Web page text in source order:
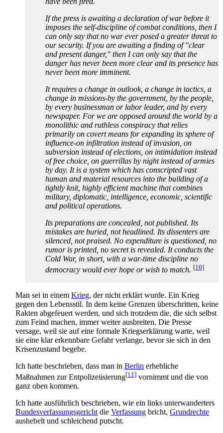
If the press is awaiting a declaration of war before it
imposes the self-discipline of combat conditions, then I
can only say that no war ever posed a greater threat to
our security. If you are awaiting a finding of "clear
and present danger," then I can only say that the
danger has never been more clear and its presence has
never been more imminent.
It requires a change in outlook, a change in tactics, a
change in missions-by the government, by the people,
by every businessman or labor leader, and by every
newspaper. For we are opposed around the world by a
monolithic and ruthless conspiracy that relies
primarily on covert means for expanding its sphere of
influence-on infiltration instead of invasion, on
subversion instead of elections, on intimidation instead
of free choice, on guerrillas by night instead of armies
by day. It is a system which has conscripted vast
human and material resources into the building of a
tightly knit, highly efficient machine that combines
military, diplomatic, intelligence, economic, scientific
and political operations.
Its preparations are concealed, not published. Its
mistakes are buried, not headlined. Its dissenters are
silenced, not praised. No expenditure is questioned, no
rumor is printed, no secret is revealed. It conducts the
Cold War, in short, with a war-time discipline no
democracy would ever hope or wish to match. [10]
Man sei in einem Krieg, der nicht erklärt wurde. Ein Krieg
gegen den Lebensstil. In dem keine Grenzen überschritten, keine
Rakten abgefeuert werden, und sich trotzdem die, die sich selbst
zum Feind machen, immer weiter ausbreiten. Die Presse
versage, weil sie auf eine formale Kriegs­erklärung warte, weil
sie eine klar erkennbare Gefahr verlange, bevor sie sich in den
Krisenzustand begebe.
Ich hatte beschrieben, dass man in Berlin erhebliche
Maßnahmen zur Entpolizeiisierung[11] vornimmt und die von
ganz oben kommen.
Ich hatte ausführlich beschrieben, wie ein links unterwanderters
Bundesverfassungsgericht die Verfassung bricht, Grundrechte
aushebelt und schleichend putscht.